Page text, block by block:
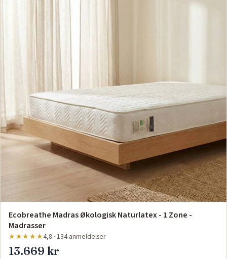
Ecobreathe Madras Økologisk Naturlatex - 1 Zone -
Madrasser
★★★★★4,8 · 134 anmeldelser
13.669 kr